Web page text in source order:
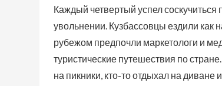
Каждый четвертый успел
увольнении. Кузбассовцы ездили как
рубежом предпочли маркетологи и
туристические путешествия по
на пикники, кто-то отдыхал на диване